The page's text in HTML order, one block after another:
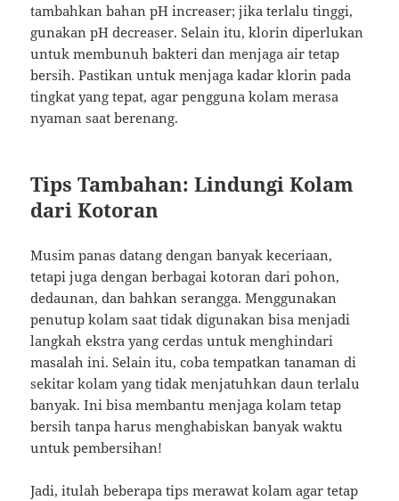
tambahkan bahan pH increaser; jika terlalu tinggi,
gunakan pH decreaser. Selain itu, klorin diperlukan
untuk membunuh bakteri dan menjaga air tetap
bersih. Pastikan untuk menjaga kadar klorin pada
tingkat yang tepat, agar pengguna kolam merasa
nyaman saat berenang.
Tips Tambahan: Lindungi Kolam
dari Kotoran
Musim panas datang dengan banyak keceriaan,
tetapi juga dengan berbagai kotoran dari pohon,
dedaunan, dan bahkan serangga. Menggunakan
penutup kolam saat tidak digunakan bisa menjadi
langkah ekstra yang cerdas untuk menghindari
masalah ini. Selain itu, coba tempatkan tanaman di
sekitar kolam yang tidak menjatuhkan daun terlalu
banyak. Ini bisa membantu menjaga kolam tetap
bersih tanpa harus menghabiskan banyak waktu
untuk pembersihan!
Jadi, itulah beberapa tips merawat kolam agar tetap